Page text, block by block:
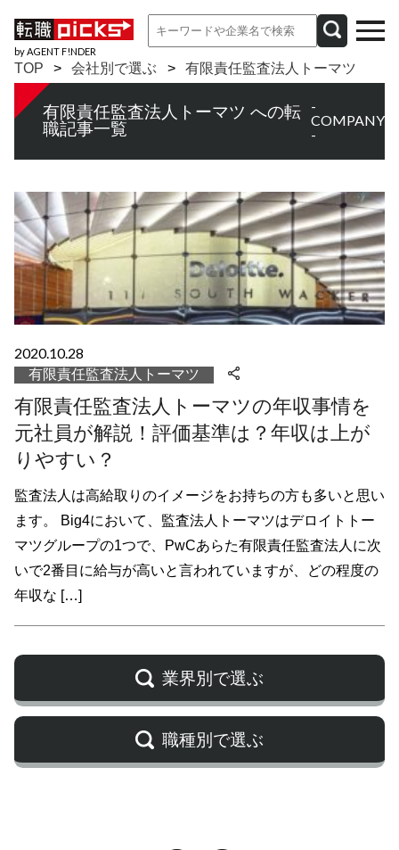
by AGENT F!NDER
TOP 会社別で選ぶ 有限責任監査法人トーマツ
有限責任監査法人トーマツ への転
職記事一覧
-
COMPANY
-
2020.10.28
有限責任監査法人トーマツ
有限責任監査法人トーマツの年収事情を
元社員が解説！評価基準は？年収は上が
りやすい？
監査法人は高給取りのイメージをお持ちの方も多いと思い
ます。 Big4において、監査法人トーマツはデロイトトー
マツグループの1つで、PwCあらた有限責任監査法人に次
いで2番目に給与が高いと言われていますが、どの程度の
年収な […]
業界別で選ぶ
職種別で選ぶ